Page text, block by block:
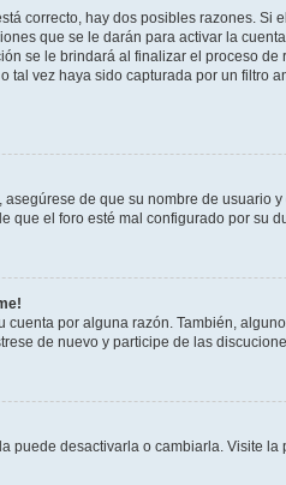
correcto, hay dos posibles razones.
que se le darán para activar la
se le brindará al finalizar el proceso
vez haya sido capturada por un
de que su nombre de
que el foro esté mal configurado por su
por alguna razón. También,
de nuevo y participe de las
puede desactivarla o cambiarla. Visite